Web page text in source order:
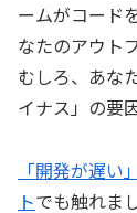
ームがコード
なたのアウト
むしろ、あな
イナス」の要
「開発が遅
トでも触れま